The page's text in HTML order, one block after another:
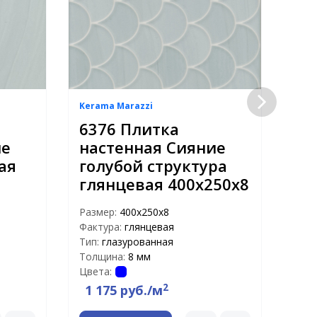
Kerama Marazzi
6376 Плитка
настенная Сияние
голубой структура
глянцевая 400х250х8
Размер: 400х250х8
Фактура: глянцевая
Тип: глазурованная
Толщина: 8 мм
Цвета:
1 175 руб./м2